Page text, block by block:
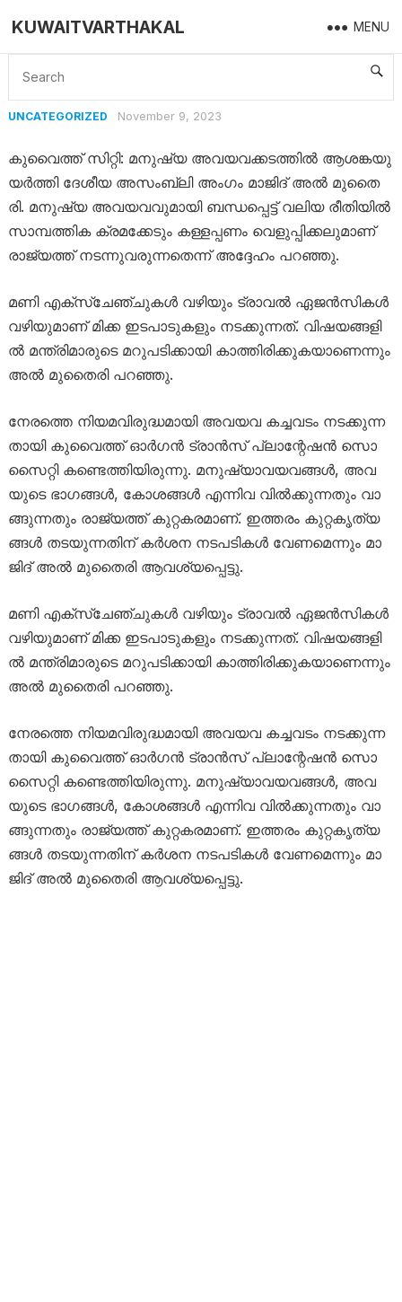
KUWAITVARTHAKAL MENU
Home Uncategorized
UNCATEGORIZED November 9, 2023
കു​വൈ​ത്ത് സി​റ്റി: മ​നു​ഷ്യ അ​വ​യ​വ​ക്ക​ട​ത്തി​ൽ ആ​ശ​ങ്ക​യു​
യ​ർ​ത്തി ദേ​ശീ​യ അ​സം​ബ്ലി അം​ഗം മാ​ജി​ദ് അ​ൽ മു​തൈ​
രി. മ​നു​ഷ്യ അ​വ​യ​വ​വു​മാ​യി ബ​ന്ധ​പ്പെ​ട്ട് വ​ലി​യ രീ​തി​യി​ല്‍
സാ​മ്പ​ത്തി​ക ക്ര​മ​ക്കേ​ടും ക​ള്ള​പ്പ​ണം വെ​ളു​പ്പി​ക്ക​ലു​മാ​ണ്
രാ​ജ്യ​ത്ത് ന​ട​ന്നു​വ​രു​ന്ന​തെ​ന്ന് അ​ദ്ദേ​ഹം പ​റ​ഞ്ഞു.
മ​ണി എ​ക്‌​സ്‌​ചേ​ഞ്ചു​ക​ള്‍ വ​ഴി​യും ട്രാ​വ​ൽ ഏ​ജ​ൻ​സി​ക​ള്‍
വ​ഴി​യു​മാ​ണ്‌ മി​ക്ക ഇ​ട​പാ​ടു​ക​ളും ന​ട​ക്കു​ന്ന​ത്. വി​ഷ​യ​ങ്ങ​ളി​
ല്‍ മ​ന്ത്രി​മാ​രു​ടെ മ​റു​പ​ടി​ക്കാ​യി കാ​ത്തി​രി​ക്കു​ക​യാ​ണെ​ന്നും
അ​ൽ മു​തൈ​രി പ​റ​ഞ്ഞു.
നേ​ര​ത്തെ നി​യ​മ​വി​രു​ദ്ധ​മാ​യി അ​വ​യ​വ ക​ച്ച​വ​ടം ന​ട​ക്കു​ന്ന​
താ​യി കു​വൈ​ത്ത് ഓ​ർ​ഗ​ൻ ട്രാ​ൻ​സ് പ്ലാ​ന്റേ​ഷ​ൻ സൊ​
സൈ​റ്റി ക​ണ്ടെ​ത്തി​യി​രു​ന്നു. മ​നു​ഷ്യാ​വ​യ​വ​ങ്ങ​ള്‍, അ​വ​
യു​ടെ ഭാ​ഗ​ങ്ങ​ള്‍, കോ​ശ​ങ്ങ​ള്‍ എ​ന്നി​വ വി​ല്‍ക്കു​ന്ന​തും വാ​
ങ്ങു​ന്ന​തും രാ​ജ്യ​ത്ത് കു​റ്റ​ക​ര​മാ​ണ്. ഇ​ത്ത​രം കു​റ്റ​കൃ​ത്യ​
ങ്ങ​ള്‍ ത​ട​യു​ന്ന​തി​ന് ക​ർ​ശ​ന ന​ട​പ​ടി​ക​ൾ വേ​ണ​മെ​ന്നും മാ​
ജി​ദ് അ​ൽ മു​തൈ​രി ആ​വ​ശ്യ​പ്പെ​ട്ടു.
മ​ണി എ​ക്‌​സ്‌​ചേ​ഞ്ചു​ക​ള്‍ വ​ഴി​യും ട്രാ​വ​ൽ ഏ​ജ​ൻ​സി​ക​ള്‍
വ​ഴി​യു​മാ​ണ്‌ മി​ക്ക ഇ​ട​പാ​ടു​ക​ളും ന​ട​ക്കു​ന്ന​ത്. വി​ഷ​യ​ങ്ങ​ളി​
ല്‍ മ​ന്ത്രി​മാ​രു​ടെ മ​റു​പ​ടി​ക്കാ​യി കാ​ത്തി​രി​ക്കു​ക​യാ​ണെ​ന്നും
അ​ൽ മു​തൈ​രി പ​റ​ഞ്ഞു.
നേ​ര​ത്തെ നി​യ​മ​വി​രു​ദ്ധ​മാ​യി അ​വ​യ​വ ക​ച്ച​വ​ടം ന​ട​ക്കു​ന്ന​
താ​യി കു​വൈ​ത്ത് ഓ​ർ​ഗ​ൻ ട്രാ​ൻ​സ് പ്ലാ​ന്റേ​ഷ​ൻ സൊ​
സൈ​റ്റി ക​ണ്ടെ​ത്തി​യി​രു​ന്നു. മ​നു​ഷ്യാ​വ​യ​വ​ങ്ങ​ള്‍, അ​വ​
യു​ടെ ഭാ​ഗ​ങ്ങ​ള്‍, കോ​ശ​ങ്ങ​ള്‍ എ​ന്നി​വ വി​ല്‍ക്കു​ന്ന​തും വാ​
ങ്ങു​ന്ന​തും രാ​ജ്യ​ത്ത് കു​റ്റ​ക​ര​മാ​ണ്. ഇ​ത്ത​രം കു​റ്റ​കൃ​ത്യ​
ങ്ങ​ള്‍ ത​ട​യു​ന്ന​തി​ന് ക​ർ​ശ​ന ന​ട​പ​ടി​ക​ൾ വേ​ണ​മെ​ന്നും മാ​
ജി​ദ് അ​ൽ മു​തൈ​രി ആ​വ​ശ്യ​പ്പെ​ട്ടു.